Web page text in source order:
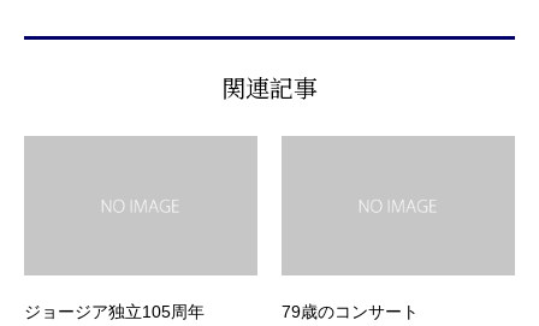
関連記事
ジョージア独立105周年 79歳のコンサート